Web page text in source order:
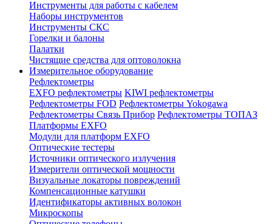
Инструменты для работы с кабелем
Наборы инструментов
Инструменты СКС
Горелки и балоны
Палатки
Чистящие средства для оптоволокна
Измерительное оборудование
Рефлектометры
EXFO рефлектометры KIWI рефлектометры
Рефлектометры FOD Рефлектометры Yokogawa
Рефлектометры Связь Прибор Рефлектометры ТОПАЗ
Платформы EXFO
Модули для платформ EXFO
Оптические тестеры
Источники оптического излучения
Измерители оптической мощности
Визуальные локаторы повреждений
Компенсационные катушки
Идентификаторы активных волокон
Микроскопы